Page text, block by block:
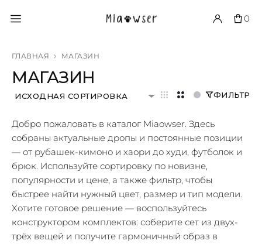
0
ГЛАВНАЯ МАГАЗИН
МАГАЗИН
ИСХОДНАЯ СОРТИРОВКА ФИЛЬТР
Добро пожаловать в каталог Miaowser. Здесь
собраны актуальные дропы и постоянные позиции
— от рубашек-кимоно и хаори до худи, футболок и
брюк. Используйте сортировку по новизне,
популярности и цене, а также фильтр, чтобы
быстрее найти нужный цвет, размер и тип модели.
Хотите готовое решение — воспользуйтесь
конструктором комплектов: соберите сет из двух-
трёх вещей и получите гармоничный образ в